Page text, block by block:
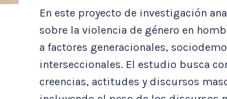
En este proyecto de investigación
sobre la violencia de género en
a factores generacionales,
interseccionales. El estudio busca
creencias, actitudes y discursos